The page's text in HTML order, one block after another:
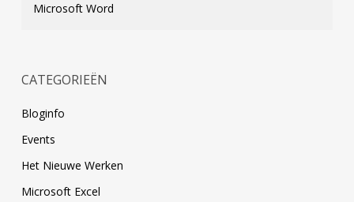
Microsoft Word
CATEGORIEËN
Bloginfo
Events
Het Nieuwe Werken
Microsoft Excel